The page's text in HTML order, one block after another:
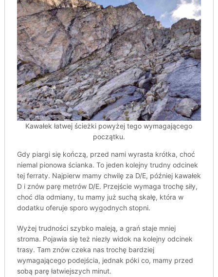
Kawałek łatwej ścieżki powyżej tego wymagającego
początku.
Gdy piargi się kończą, przed nami wyrasta krótka, choć
niemal pionowa ścianka. To jeden kolejny trudny odcinek
tej ferraty. Najpierw mamy chwilę za D/E, później kawałek
D i znów parę metrów D/E. Przejście wymaga trochę siły,
choć dla odmiany, tu mamy już suchą skałę, która w
dodatku oferuje sporo wygodnych stopni.
Wyżej trudności szybko maleją, a grań staje mniej
stroma. Pojawia się też niezły widok na kolejny odcinek
trasy. Tam znów czeka nas trochę bardziej
wymagającego podejścia, jednak póki co, mamy przed
sobą parę łatwiejszych minut.